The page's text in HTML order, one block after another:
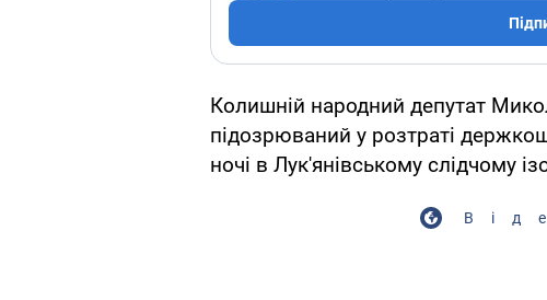
Колишній народний депутат
підозрюваний у розтраті
ночі в Лук'янівському слідчому